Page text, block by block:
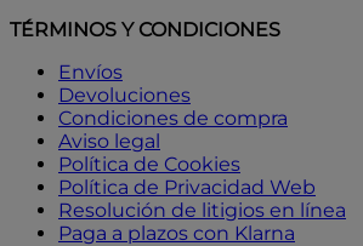
TÉRMINOS Y CONDICIONES
Envíos
Devoluciones
Condiciones de compra
Aviso legal
Política de Cookies
Política de Privacidad Web
Resolución de litigios en línea
Paga a plazos con Klarna